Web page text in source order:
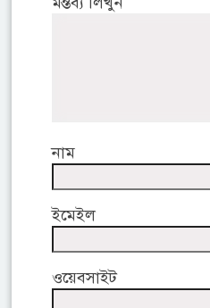
নাম
ইমেইল
ওয়েবসাইট